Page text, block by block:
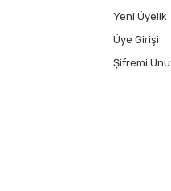
Yeni Üyelik
Üye Girişi
Şifremi